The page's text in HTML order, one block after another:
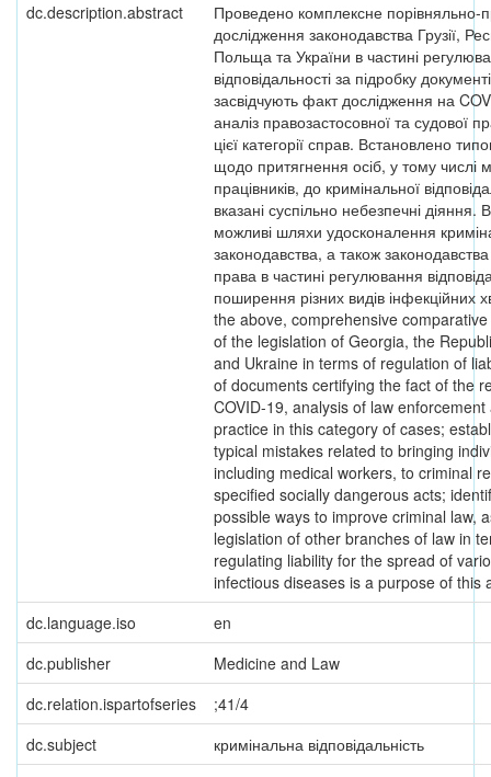
dc.description.abstract
Проведено комплексне порівняльно-
дослідження законодавства Грузії,
Польща та України в частині
відповідальності за підробку
засвідчують факт дослідження на
аналіз правозастосовної та судової
цієї категорії справ. Встановлено
щодо притягнення осіб, у тому числі
працівників, до кримінальної
вказані суспільно небезпечні діяння.
можливі шляхи удосконалення
законодавства, а також
права в частині регулювання
поширення різних видів інфекційних
the above, comprehensive
of the legislation of Georgia, the
and Ukraine in terms of regulation of
of documents certifying the fact of the
COVID-19, analysis of law
practice in this category of cases;
typical mistakes related to bringing
including medical workers, to criminal
specified socially dangerous acts;
possible ways to improve criminal law,
legislation of other branches of law in
regulating liability for the spread of
infectious diseases is a purpose of this
dc.language.iso
en
dc.publisher
Medicine and Law
dc.relation.ispartofseries
;41/4
dc.subject
кримінальна відповідальність